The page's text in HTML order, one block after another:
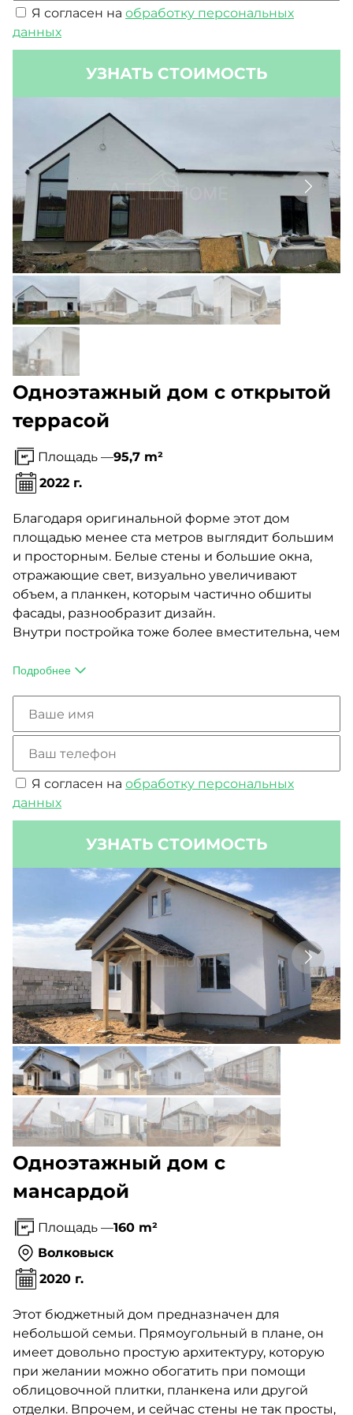
Я согласен на обработку персональных
данных
Одноэтажный дом с открытой
террасой
Площадь —95,7 m²
2022 г.
Благодаря оригинальной форме этот дом
площадью менее ста метров выглядит большим
и просторным. Белые стены и большие окна,
отражающие свет, визуально увеличивают
объем, а планкен, которым частично обшиты
фасады, разнообразит дизайн.
Внутри постройка тоже более вместительна, чем
из 2-3 человек. Планировка включает холл, две
малый санузел и котельную. Для отдыха на
частично затененная свесами
металлочерепичной крыши.
Подробнее
Я согласен на обработку персональных
данных
Одноэтажный дом с
мансардой
Площадь —160 m²
Волковыск
2020 г.
Этот бюджетный дом предназначен для
небольшой семьи. Прямоугольный в плане, он
имеет довольно простую архитектуру, которую
при желании можно обогатить при помощи
облицовочной плитки, планкена или другой
отделки. Впрочем, и сейчас стены не так просты,